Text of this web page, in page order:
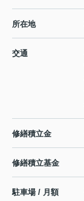
所在地
交通
修繕積立金
修繕積立基金
駐車場 / 月額